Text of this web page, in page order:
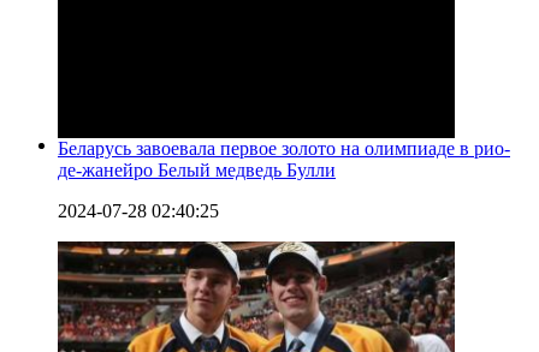
Беларусь завоевала первое золото на олимпиаде в рио-
де-жанейро Белый медведь Булли
2024-07-28 02:40:25